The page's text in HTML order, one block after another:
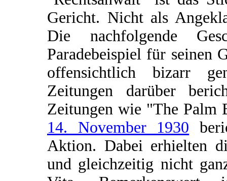
Gericht. Nicht als
Die nachfolgende
Paradebeispiel für seinen
offensichtlich bizarr
Zeitungen darüber
Zeitungen wie "The Palm
14. November 1930
Aktion. Dabei erhielten
und gleichzeitig nicht